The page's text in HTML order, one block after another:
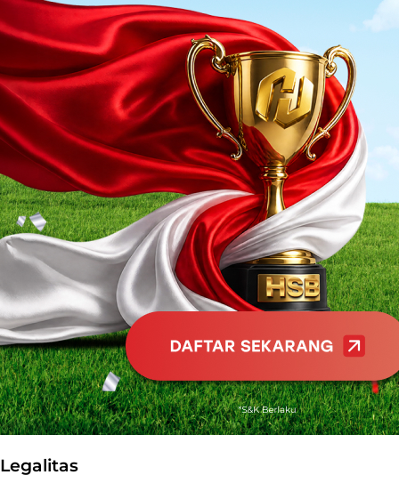
Legalitas